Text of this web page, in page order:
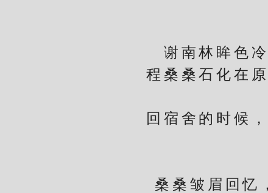
谢南林眸色冷
程桑桑石化在原
回宿舍的时候，
桑桑皱眉回忆，